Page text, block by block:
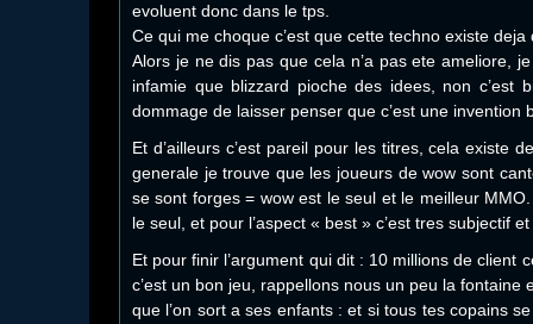
evoluent donc dans le tps.
Ce qui me choque c’est que cette techno existe deja
Alors je ne dis pas que cela n’a pas ete ameliore,
infamie que blizzard pioche des idees, non c’est
dommage de laisser penser que c’est une invention
Et d’ailleurs c’est pareil pour les titres, cela existe
generale je trouve que les joueurs de wow sont
se sont forges = wow est le seul et le meilleur
le seul, et pour l’aspect « best » c’est tres subjectif
Et pour finir l’argument qui dit : 10 millions de client
c’est un bon jeu, rappellons nous un peu la fontaine
que l’on sort a ses enfants : et si tous tes copains